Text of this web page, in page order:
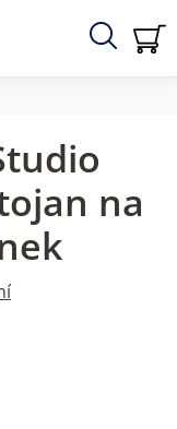
Hledat
na